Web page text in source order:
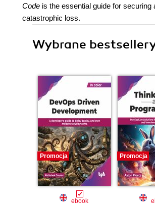
Code is the essential guide for securing
catastrophic loss.
Wybrane
Promocja
ebook
Promocja